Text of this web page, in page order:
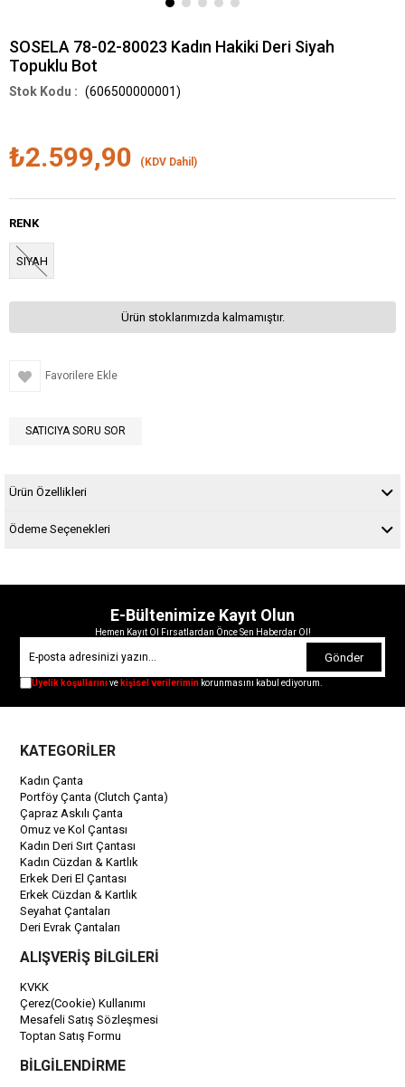
SOSELA 78-02-80023 Kadın Hakiki Deri Siyah
Topuklu Bot
(606500000001)
₺2.599,90 (KDV Dahil)
RENK
SIYAH
Ürün stoklarımızda kalmamıştır.
Favorilere Ekle
SATICIYA SORU SOR
Ürün Özellikleri
Ödeme Seçenekleri
E-Bültenimize Kayıt Olun
Hemen Kayıt Ol Fırsatlardan Önce Sen Haberdar Ol!
Gönder
Üyelik koşullarınıve kişisel verilerimin korunmasını kabul ediyorum.
KATEGORİLER
Kadın Çanta
Portföy Çanta (Clutch Çanta)
Çapraz Askılı Çanta
Omuz ve Kol Çantası
Kadın Deri Sırt Çantası
Kadın Cüzdan & Kartlık
Erkek Deri El Çantası
Erkek Cüzdan & Kartlık
Seyahat Çantaları
Deri Evrak Çantaları
ALIŞVERİŞ BİLGİLERİ
KVKK
Çerez(Cookie) Kullanımı
Mesafeli Satış Sözleşmesi
Toptan Satış Formu
BİLGİLENDİRME